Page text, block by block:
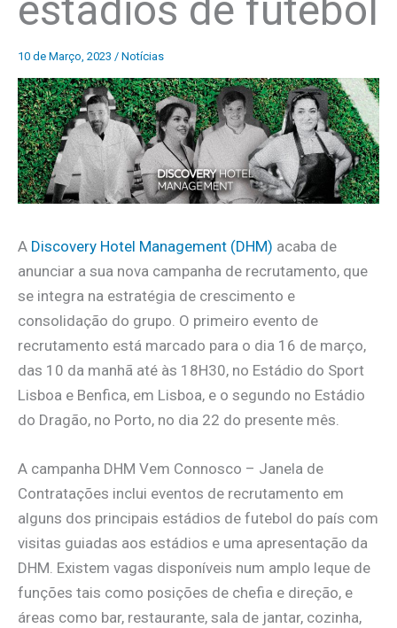
10 de Março, 2023 / Notícias
A Discovery Hotel Management (DHM) acaba de
anunciar a sua nova campanha de recrutamento, que
se integra na estratégia de crescimento e
consolidação do grupo. O primeiro evento de
recrutamento está marcado para o dia 16 de março,
das 10 da manhã até às 18H30, no Estádio do Sport
Lisboa e Benfica, em Lisboa, e o segundo no Estádio
do Dragão, no Porto, no dia 22 do presente mês.
A campanha DHM Vem Connosco – Janela de
Contratações inclui eventos de recrutamento em
alguns dos principais estádios de futebol do país com
visitas guiadas aos estádios e uma apresentação da
DHM. Existem vagas disponíveis num amplo leque de
funções tais como posições de chefia e direção, e
áreas como bar, restaurante, sala de jantar, cozinha,